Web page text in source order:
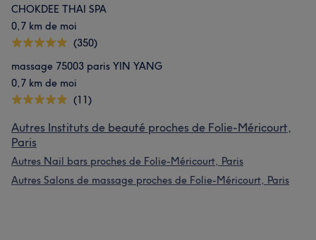
CHOKDEE THAI SPA
0,7 km de moi
(350)
massage 75003 paris YIN YANG
0,7 km de moi
(11)
Autres Instituts de beauté proches de Folie-Méricourt,
Paris
Autres Nail bars proches de Folie-Méricourt, Paris
Autres Salons de massage proches de Folie-Méricourt, Paris